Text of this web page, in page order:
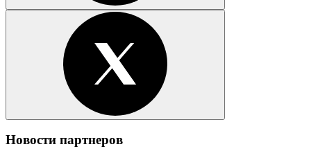
Новости партнеров